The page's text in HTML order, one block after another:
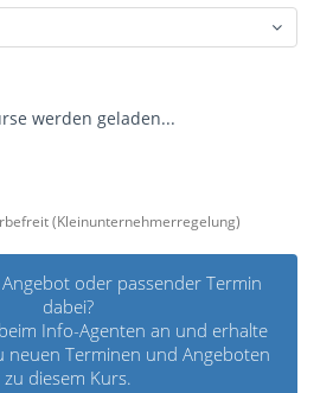
werden geladen...
(Kleinunternehmerregelung)
oder passender Termin
dabei?
Info-Agenten an und erhalte
neuen Terminen und Angeboten
zu diesem Kurs.